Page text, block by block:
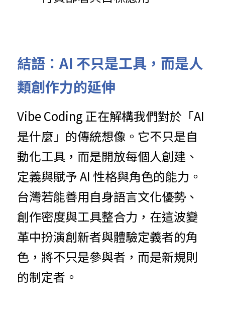
結語：AI 不只是工具，而是人
類創作力的延伸
Vibe Coding 正在解構我們對於「AI
是什麼」的傳統想像。它不只是自
動化工具，而是開放每個人創建、
定義與賦予 AI 性格與角色的能力。
台灣若能善用自身語言文化優勢、
創作密度與工具整合力，在這波變
革中扮演創新者與體驗定義者的角
色，將不只是參與者，而是新規則
的制定者。